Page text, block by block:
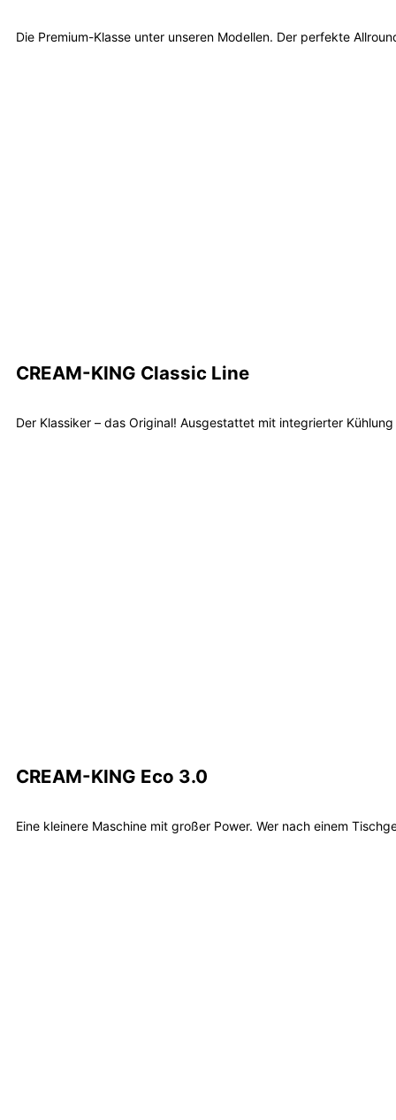
Die Premium-Klasse unter unseren Modellen. Der perfekte
CREAM-KING Classic Line
Der Klassiker – das Original! Ausgestattet mit integrierter
CREAM-KING Eco 3.0
Eine kleinere Maschine mit großer Power. Wer nach einem